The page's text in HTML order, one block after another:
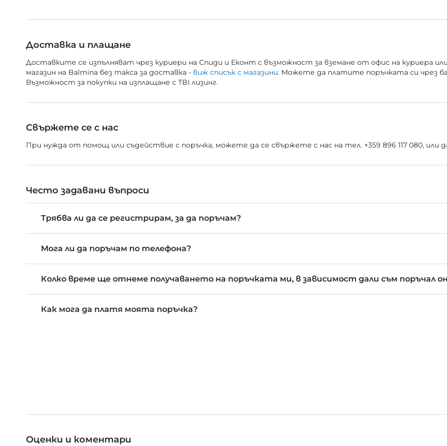
Доставка и плащане
Доставките се изпълняват чрез куриери на Спиди и Еконт с възможност за вземане от офис на куриера
магазин на Balmina без такса за доставка - виж списък с магазини. Можете да платите поръчката си чрез
Възможност за покупки на изплащане с TBI лизинг.
Свържете се с нас
При нужда от помощ или съдействие с поръчка, можете да се свържете с нас на тел. +359 896 117 080, или
Често задавани въпроси
Трябва ли да се регистрирам, за да поръчам?
Мога ли да поръчам по телефона?
Колко време ще отнеме получаването на поръчката ми, в зависимост дали съм поръчал
Как мога да платя моята поръчка?
Оценки и коментари